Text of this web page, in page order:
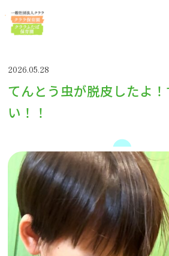
2026.05.28
てんとう虫が脱皮したよ
い！！